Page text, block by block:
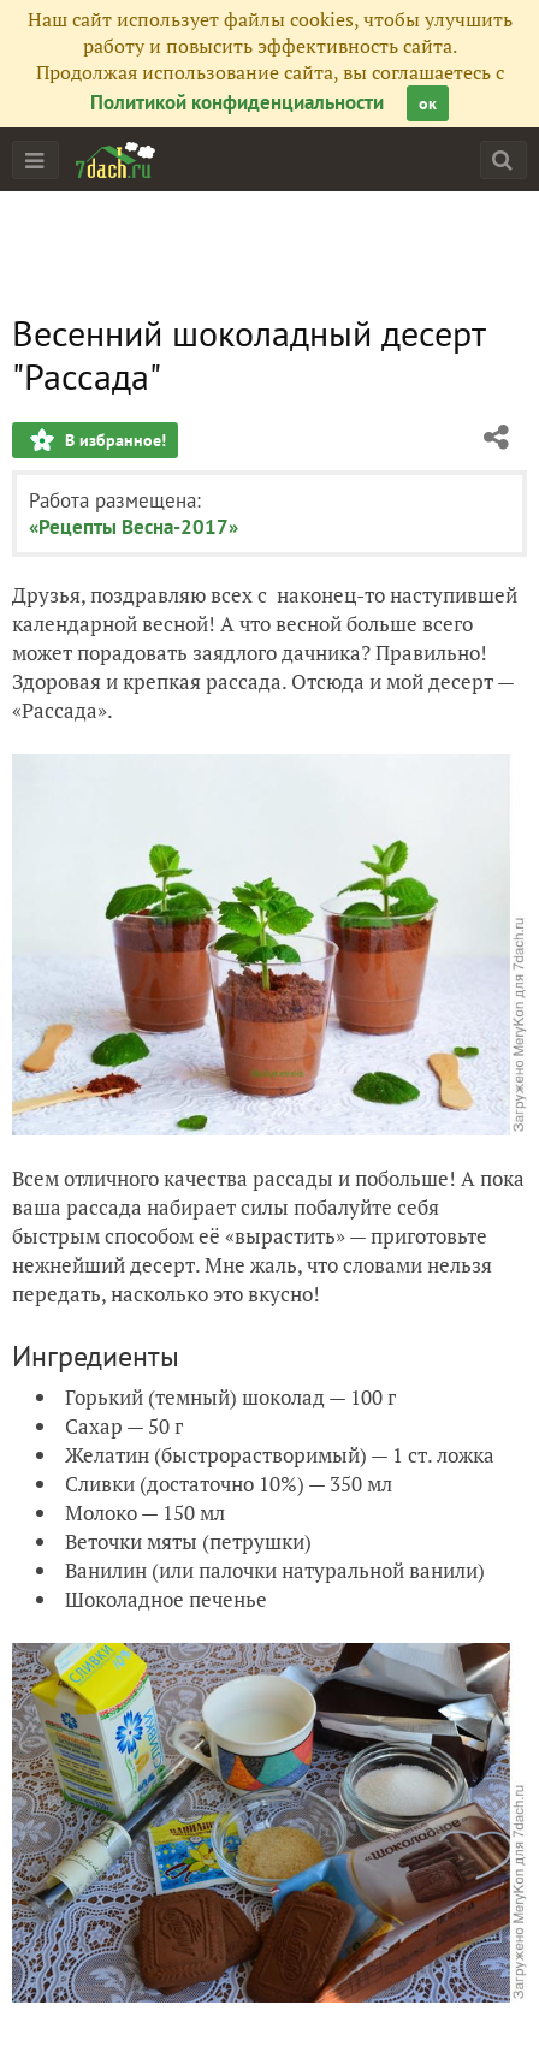
Наш сайт использует файлы cookies, чтобы улучшить
работу и повысить эффективность сайта.
Продолжая использование сайта, вы соглашаетесь с
Политикой конфиденциальности
ок
Весенний шоколадный десерт
"Рассада"
В избранное!
Работа размещена:
«Рецепты Весна-2017»
Друзья, поздравляю всех с наконец-то наступившей
календарной весной! А что весной больше всего
может порадовать заядлого дачника? Правильно!
Здоровая и крепкая рассада. Отсюда и мой десерт —
«Рассада».
Всем отличного качества рассады и побольше! А пока
ваша рассада набирает силы побалуйте себя
быстрым способом её «вырастить» — приготовьте
нежнейший десерт. Мне жаль, что словами нельзя
передать, насколько это вкусно!
Ингредиенты
Горький (темный) шоколад — 100 г
Сахар — 50 г
Желатин (быстрорастворимый) — 1 ст. ложка
Сливки (достаточно 10%) — 350 мл
Молоко — 150 мл
Веточки мяты (петрушки)
Ванилин (или палочки натуральной ванили)
Шоколадное печенье